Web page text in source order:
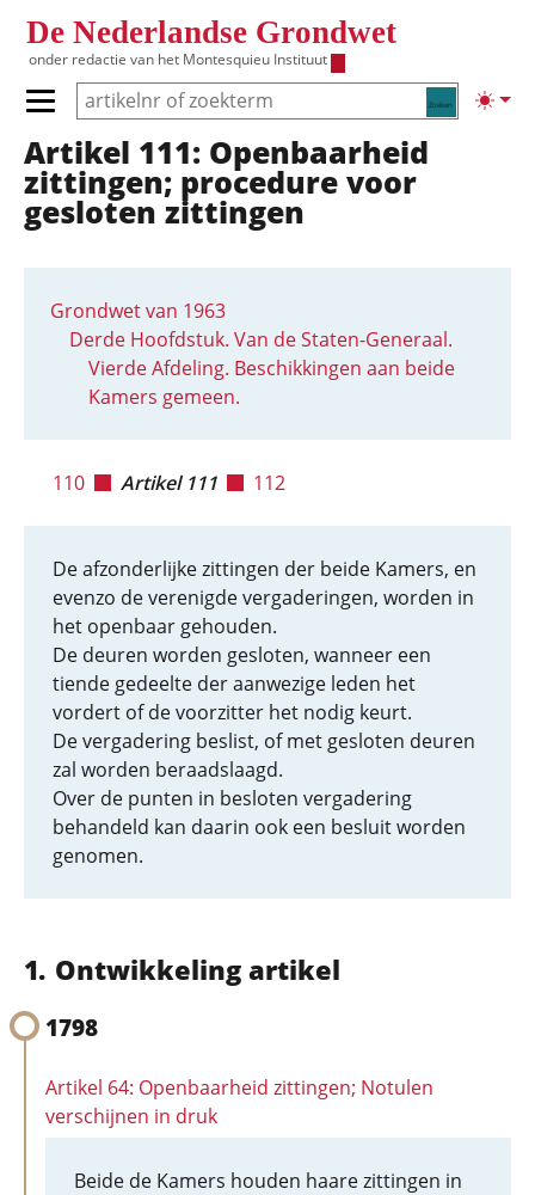
De Nederlandse Grondwet
onder redactie van het Montesquieu Instituut
Zoeken
Primair menu tonen/verbergen
Hoofdnavigatie
Artikel 111: Openbaarheid
zittingen; procedure voor
gesloten zittingen
Grondwet van 1963
Derde Hoofdstuk. Van de Staten-Generaal.
Vierde Afdeling. Beschikkingen aan beide
Kamers gemeen.
110 Artikel 111 112
De afzonderlijke zittingen der beide Kamers, en
evenzo de verenigde vergaderingen, worden in
het openbaar gehouden.
De deuren worden gesloten, wanneer een
tiende gedeelte der aanwezige leden het
vordert of de voorzitter het nodig keurt.
De vergadering beslist, of met gesloten deuren
zal worden beraadslaagd.
Over de punten in besloten vergadering
behandeld kan daarin ook een besluit worden
genomen.
Ontwikkeling artikel
1798
Artikel 64: Openbaarheid zittingen; Notulen
verschijnen in druk
Beide de Kamers houden haare zittingen in